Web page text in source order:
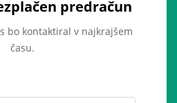
predračun
bo kontaktiral v najkrajšem
času.